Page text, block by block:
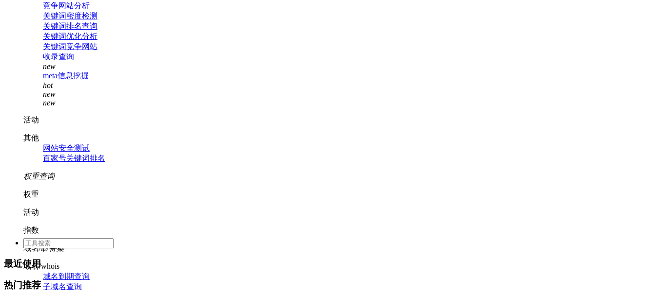
竞争网站分析
关键词密度检测
关键词排名查询
关键词优化分析
关键词竞争网站
收录查询
new
meta信息挖掘
hot
new
new
活动
其他
网站安全测试
百家号关键词排名
权重查询
权重
活动
指数
域名/ip/备案
域名/whois
域名到期查询
子域名查询
最近使用
热门推荐